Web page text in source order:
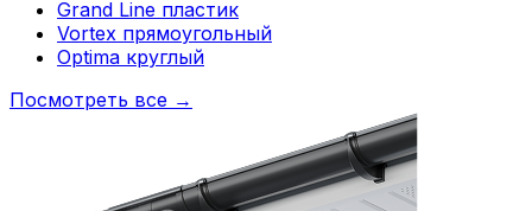
Grand Line пластик
Vortex прямоугольный
Optima круглый
Посмотреть все →